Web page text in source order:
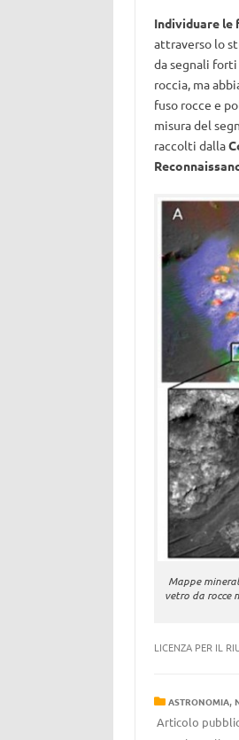
Individuare le
attraverso lo
da segnali
roccia, ma
fuso rocce e
misura del
raccolti dalla
Mappe
vetro da rocce
LICENZA PER IL
ASTRONOMIA,
Articolo